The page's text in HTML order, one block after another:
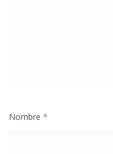
Nombre *